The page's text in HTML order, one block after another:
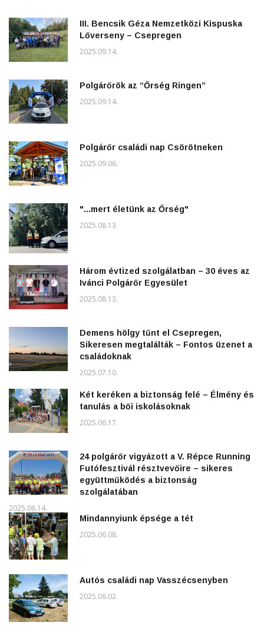
III. Bencsik Géza Nemzetközi Kispuska
Lőverseny – Csepregen
2025.09.14.
Polgárőrök az “Őrség Ringen”
2025.09.14.
Polgárőr családi nap Csörötneken
2025.09.06.
"...mert életünk az Őrség"
2025.08.13.
Három évtized szolgálatban – 30 éves az
Ivánci Polgárőr Egyesület
2025.08.13.
Demens hölgy tűnt el Csepregen,
Sikeresen megtalálták – Fontos üzenet a
családoknak
2025.07.10.
Két keréken a biztonság felé – Élmény és
tanulás a bői iskolásoknak
2025.06.17.
24 polgárőr vigyázott a V. Répce Running
Futófesztivál résztvevőire – sikeres
együttműködés a biztonság
szolgálatában
2025.06.14.
Mindannyiunk épsége a tét
2025.06.08.
Autós családi nap Vasszécsenyben
2025.06.02.